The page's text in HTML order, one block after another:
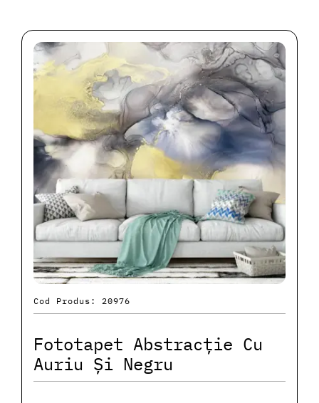
Cod Produs: 20976
Fototapet Abstracție Cu
Auriu Și Negru